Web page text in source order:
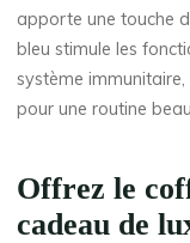
apporte une touche
bleu stimule les
système
pour une routine
Offrez le
cadeau de